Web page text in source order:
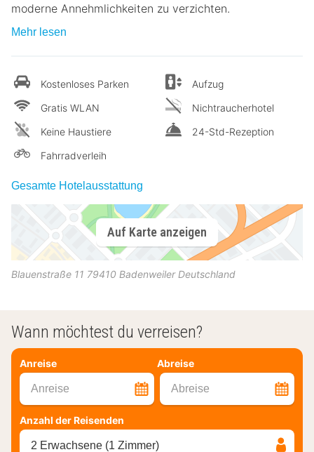
moderne Annehmlichkeiten zu verzichten.
Mehr lesen
Kostenloses Parken
Gratis WLAN
Keine Haustiere
Fahrradverleih
Aufzug
Nichtraucherhotel
24-Std-Rezeption
Gesamte Hotelausstattung
Auf Karte anzeigen
Blauenstraße 11 79410 Badenweiler Deutschland
Wann möchtest du verreisen?
Anreise Abreise
Anreise Abreise
Anzahl der Reisenden
2 Erwachsene (1 Zimmer)